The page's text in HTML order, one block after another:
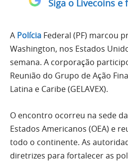
Siga o Livecoins e
A Polícia Federal (PF) marcou
Washington, nos Estados
semana. A corporação
Reunião do Grupo de Ação
Latina e Caribe (GELAVEX).
O encontro ocorreu na sede
Estados Americanos (OEA) e
todo o continente. As
diretrizes para fortalecer as